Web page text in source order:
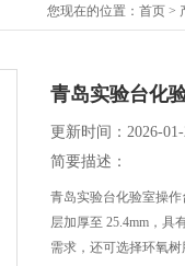
您现在的位置： 首页 >
青岛实验台化
更新时间：2026-01-
简要描述：
青岛实验台化验室操
层加厚至 25.4mm，具
需求，还可选择环氧树